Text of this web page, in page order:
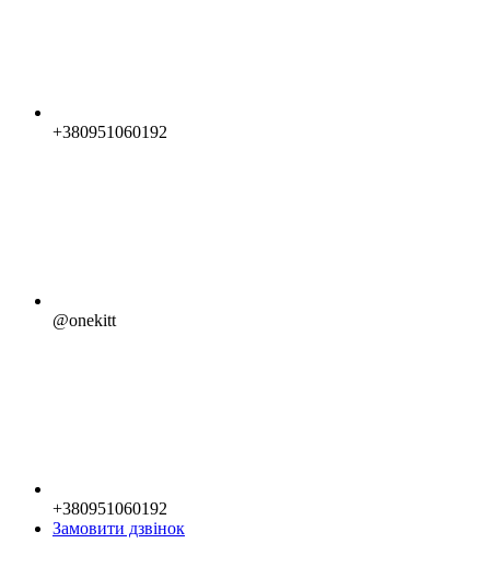
+380951060192
@onekitt
+380951060192
Замовити дзвінок